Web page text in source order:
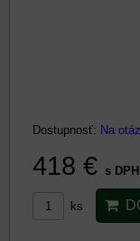
Dostupnosť: Na
418 € s DPH
ks